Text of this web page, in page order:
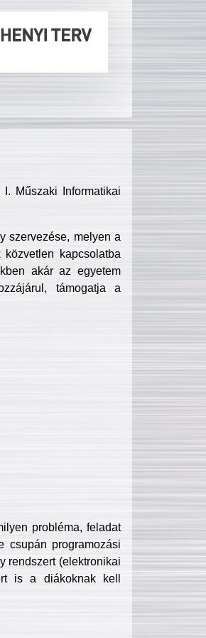
Műszaki Informatikai
szervezése, melyen a
kapcsolatba
akár az egyetem
támogatja a
probléma, feladat
csupán programozási
rendszert (elektronikai
is a diákoknak kell